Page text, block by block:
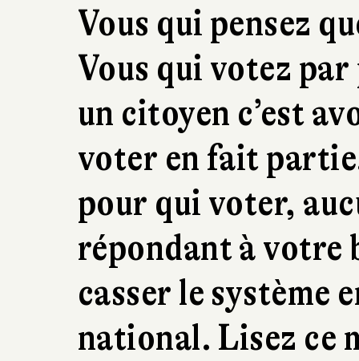
Vous qui pensez
Vous qui votez
un citoyen c’est
voter en fait
pour qui voter,
répondant à votre
casser le système
national. Lisez ce